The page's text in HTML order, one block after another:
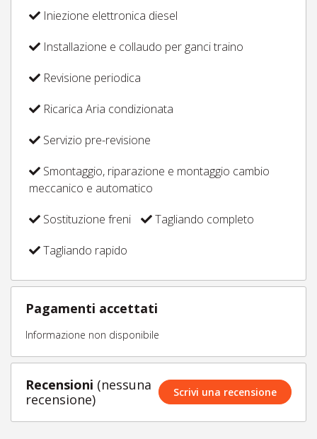
Iniezione elettronica diesel
Installazione e collaudo per ganci traino
Revisione periodica
Ricarica Aria condizionata
Servizio pre-revisione
Smontaggio, riparazione e montaggio cambio
meccanico e automatico
Sostituzione freni
Tagliando completo
Tagliando rapido
Pagamenti accettati
Informazione non disponibile
Recensioni (nessuna
recensione)
Scrivi una recensione